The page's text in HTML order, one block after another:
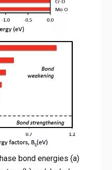
bond energies (a)